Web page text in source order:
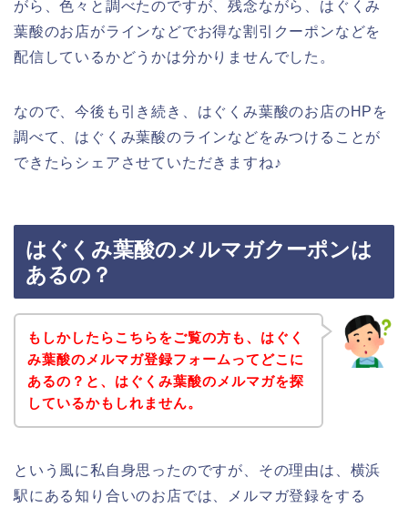
がら、色々と調べたのですが、残念ながら、はぐくみ
葉酸のお店がラインなどでお得な割引クーポンなどを
配信しているかどうかは分かりませんでした。
なので、今後も引き続き、はぐくみ葉酸のお店のHPを
調べて、はぐくみ葉酸のラインなどをみつけることが
できたらシェアさせていただきますね♪
はぐくみ葉酸のメルマガクーポンは
あるの？
もしかしたらこちらをご覧の方も、はぐく
み葉酸のメルマガ登録フォームってどこに
あるの？と、はぐくみ葉酸のメルマガを探
しているかもしれません。
という風に私自身思ったのですが、その理由は、横浜
駅にある知り合いのお店では、メルマガ登録をする